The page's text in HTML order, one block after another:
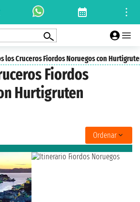
los Cruceros Fiordos Noruegos con
Fiordos
Hurtigruten
Ordenar